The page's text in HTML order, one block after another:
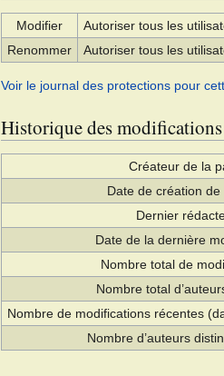
Modifier
Autoriser tous les
Renommer
Autoriser tous les
Voir le journal des protections pour
Historique des modifications
Créateur de la
Date de création de
Dernier
Date de la dernière
Nombre total de
Nombre total
Nombre de modifications récentes
Nombre d’auteurs